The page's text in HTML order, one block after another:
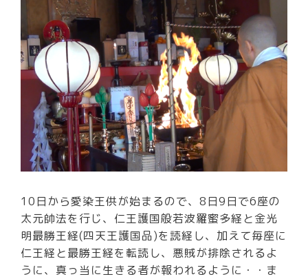
10日から愛染王供が始まるので、8日9日で6座の
太元帥法を行じ、仁王護国般若波羅蜜多経と金光
明最勝王経(四天王護国品)を読経し、加えて毎座に
仁王経と最勝王経を転読し、悪賊が排除されるよ
うに、真っ当に生きる者が報われるように・・ま